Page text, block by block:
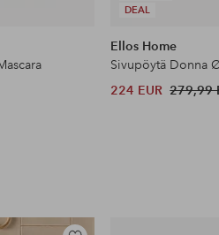
DEAL
Ellos Home
Sivupöytä Donna
224 EUR 279,99